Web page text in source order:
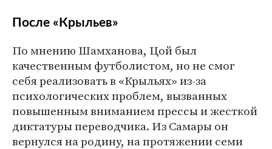
После «Крыльев»
По мнению Шамханова, Цой был
качественным футболистом, но не смог
себя реализовать в «Крыльях» из-за
психологических проблем, вызванных
повышенным вниманием прессы и жесткой
диктатуры переводчика. Из Самары он
вернулся на родину, на протяжении семи